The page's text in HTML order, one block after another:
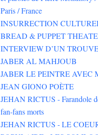
Paris / France
INSURRECTION
BREAD & PUPPET
INTERVIEW D’UN
JABER AL MAHJOUB
JABER LE PEINTRE AVEC
JEAN GIONO POÈTE
JEHAN RICTUS - Farandole
fan-fans morts
JEHAN RICTUS - LE